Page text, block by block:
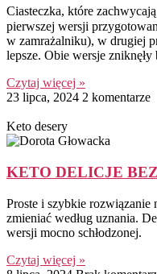
Ciasteczka, które
pierwszej wersji
w zamrażalniku), w drugiej
lepsze. Obie wersje zniknęły
Czytaj więcej »
23 lipca, 2024 2 komentarze
Keto desery
KETO DELICJE
Proste i szybkie rozwiązanie
zmieniać według uznania.
wersji mocno schłodzonej.
Czytaj więcej »